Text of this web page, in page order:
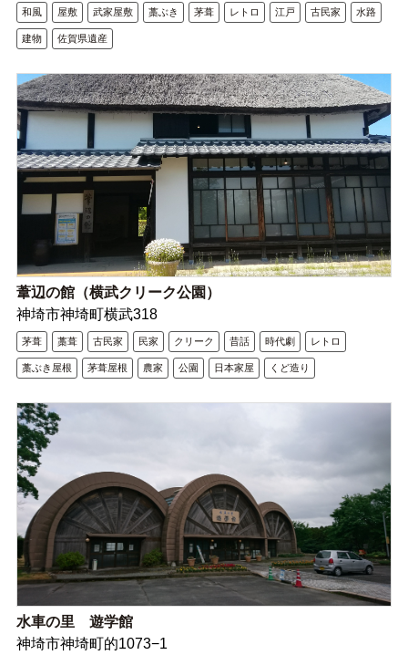
和風 屋敷 武家屋敷 藁ぶき 茅葺 レトロ 江戸 古民家 水路
建物 佐賀県遺産
葦辺の館（横武クリーク公園）
神埼市神埼町横武318
茅葺 藁葺 古民家 民家 クリーク 昔話 時代劇 レトロ
藁ぶき屋根 茅葺屋根 農家 公園 日本家屋 くど造り
水車の里 遊学館
神埼市神埼町的1073−1